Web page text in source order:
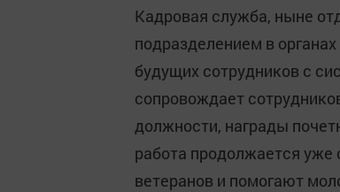
Кадровая служба, ныне
подразделением в
будущих сотрудников с
сопровождает
должности, награды
работа продолжается
ветеранов и помогают